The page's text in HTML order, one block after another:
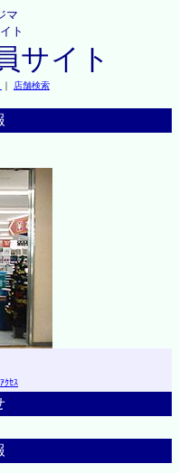
マ
ト
サイト
｜ 店舗検索
ｸｾｽ